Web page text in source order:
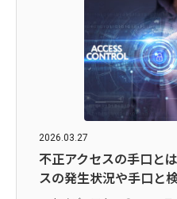
2026.03.27
不正アクセスの手口と
スの発生状況や手口と